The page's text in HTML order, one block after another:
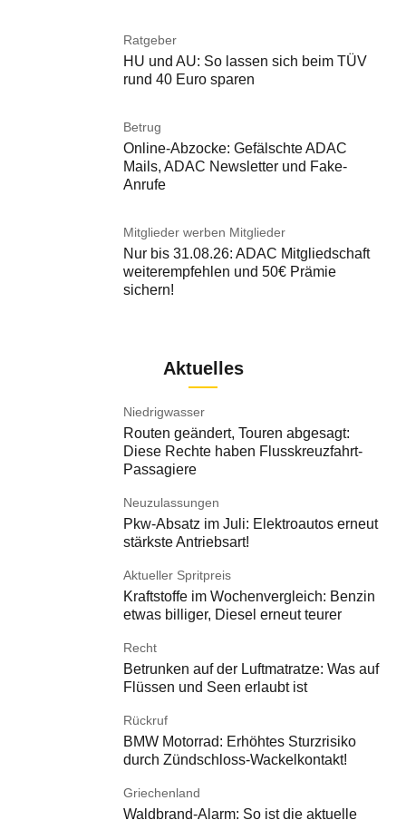
Ratgeber
HU und AU: So lassen sich beim TÜV
rund 40 Euro sparen
Betrug
Online-Abzocke: Gefälschte ADAC
Mails, ADAC Newsletter und Fake-
Anrufe
Mitglieder werben Mitglieder
Nur bis 31.08.26: ADAC Mitgliedschaft
weiterempfehlen und 50€ Prämie
sichern!
Aktuelles
Niedrigwasser
Routen geändert, Touren abgesagt:
Diese Rechte haben Flusskreuzfahrt-
Passagiere
Neuzulassungen
Pkw-Absatz im Juli: Elektroautos erneut
stärkste Antriebsart!
Aktueller Spritpreis
Kraftstoffe im Wochenvergleich: Benzin
etwas billiger, Diesel erneut teurer
Recht
Betrunken auf der Luftmatratze: Was auf
Flüssen und Seen erlaubt ist
Rückruf
BMW Motorrad: Erhöhtes Sturzrisiko
durch Zündschloss-Wackelkontakt!
Griechenland
Waldbrand-Alarm: So ist die aktuelle